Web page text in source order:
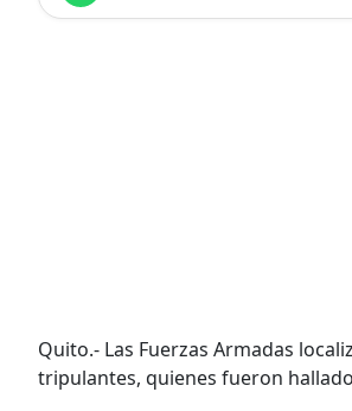
Quito.- Las Fuerzas Armadas
tripulantes, quienes fueron